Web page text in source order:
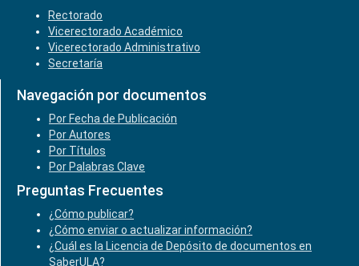
Rectorado
Vicerectorado Académico
Vicerectorado Administrativo
Secretaría
Navegación por documentos
Por Fecha de Publicación
Por Autores
Por Títulos
Por Palabras Clave
Preguntas Frecuentes
¿Cómo publicar?
¿Cómo enviar o actualizar información?
¿Cuál es la Licencia de Depósito de documentos en
SaberULA?